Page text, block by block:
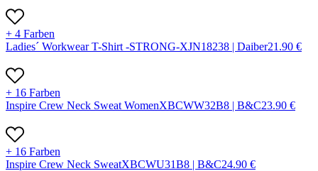
+ 4 Farben
Ladies´ Workwear T-Shirt -STRONG-XJN18238 | Daiber21.90 €
+ 16 Farben
Inspire Crew Neck Sweat WomenXBCWW32B8 | B&C23.90 €
+ 16 Farben
Inspire Crew Neck SweatXBCWU31B8 | B&C24.90 €